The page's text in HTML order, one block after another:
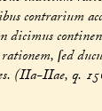
contrarium
dicimus
ſed
(IIa-IIae, q.